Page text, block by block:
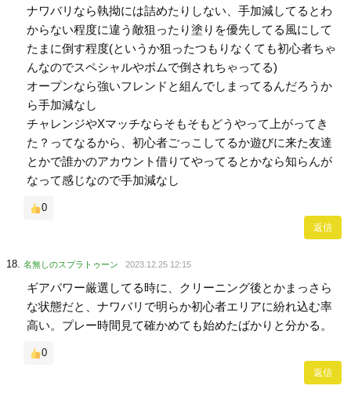
ナワバリなら執拗には詰めたりしない、手加減してるとわ
からない程度に違う敵狙ったり塗りを優先してる風にして
たまに倒す程度(というか狙ったつもりなくても初心者ちゃ
んなのでスペシャルやボムで倒されちゃってる)
オープンなら強いフレンドと組んでしまってるんだろうか
ら手加減なし
チャレンジやXマッチならそもそもどうやって上がってき
た？ってなるから、初心者ごっこしてるか遊びに来た友達
とかで誰かのアカウント借りてやってるとかなら知らんが
なって感じなので手加減なし
0
返信
名無しのスプラトゥーン 2023.12.25 12:15
ギアパワー厳選してる時に、クリーニング後とかまっさら
な状態だと、ナワバリで明らか初心者エリアに紛れ込む率
高い。プレー時間見て確かめても始めたばかりと分かる。
0
返信